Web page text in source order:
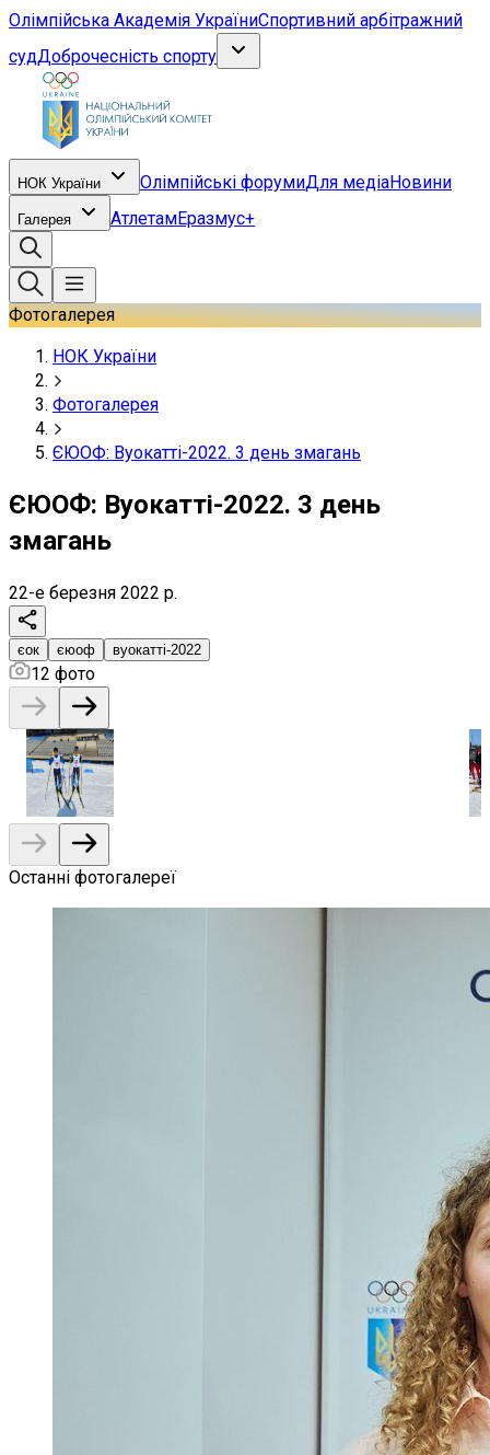
Олімпійська Академія УкраїниСпортивний арбітражний
судДоброчесність спорту
НОК України Олімпійські форумиДля медіаНовини
Галерея АтлетамЕразмус+
Фотогалерея
НОК України
Фотогалерея
ЄЮОФ: Вуокатті-2022. 3 день змагань
ЄЮОФ: Вуокатті-2022. 3 день
змагань
22-е березня 2022 р.
єок єюоф вуокатті-2022
12 фото
Останні фотогалереї